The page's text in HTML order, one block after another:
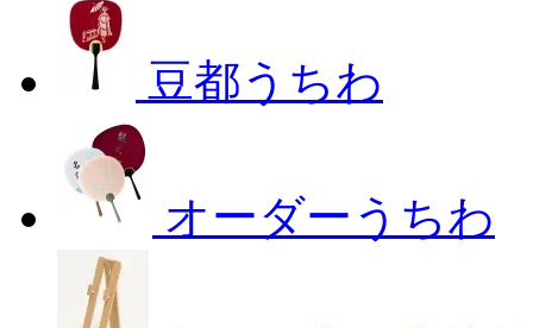
豆都うちわ
オーダーうちわ